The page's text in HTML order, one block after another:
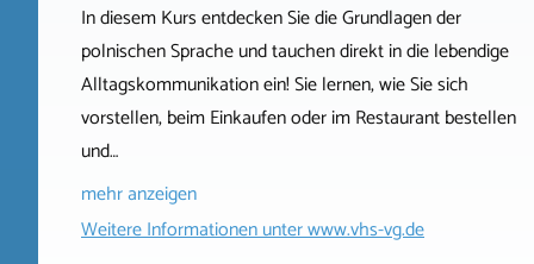
In diesem Kurs entdecken Sie die Grundlagen der
polnischen Sprache und tauchen direkt in die lebendige
Alltagskommunikation ein! Sie lernen, wie Sie sich
vorstellen, beim Einkaufen oder im Restaurant bestellen
und…
mehr anzeigen
Weitere Informationen unterwww.vhs-vg.de